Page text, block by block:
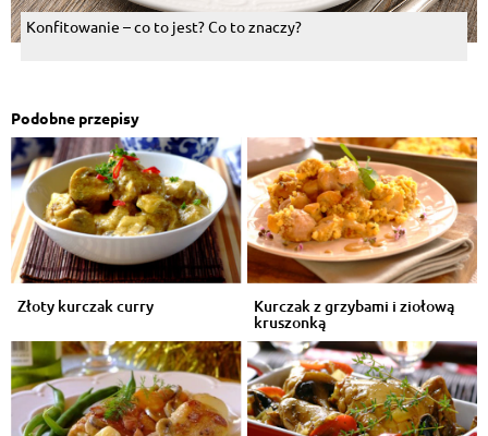
Konfitowanie – co to jest? Co to znaczy?
Podobne przepisy
Złoty kurczak curry Kurczak z grzybami i ziołową
kruszonką